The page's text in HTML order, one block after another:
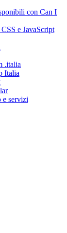
con Can I
e JavaScript
.italia
Italia
e servizi